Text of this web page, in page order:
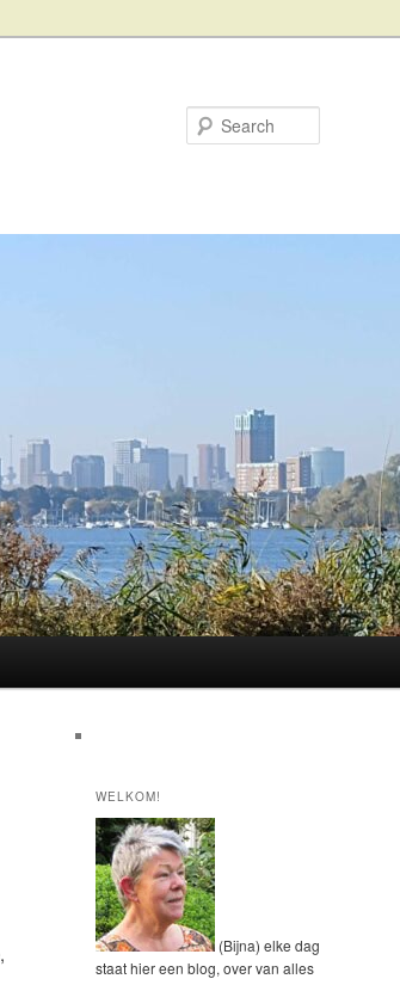
WELKOM!
(Bijna) elke dag
staat hier een blog, over van alles